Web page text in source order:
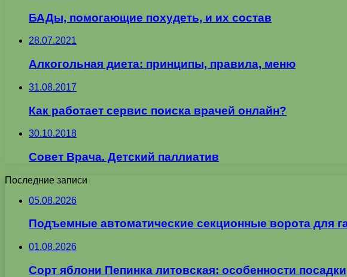
БАДы, помогающие похудеть, и их состав
28.07.2021
Алкогольная диета: принципы, правила, меню
31.08.2017
Как работает сервис поиска врачей онлайн?
30.10.2018
Совет Врача. Детский паллиатив
Последние записи
05.08.2026
Подъемные автоматические секционные ворота для
01.08.2026
Сорт яблони Пепинка литовская: особенности